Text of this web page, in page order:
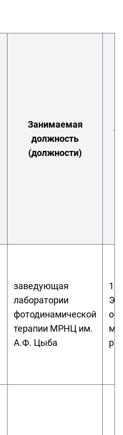
Занимаемая
должность
(должности)
заведующая
лаборатории
фотодинамической
терапии МРНЦ им.
А.Ф. Цыба
1.